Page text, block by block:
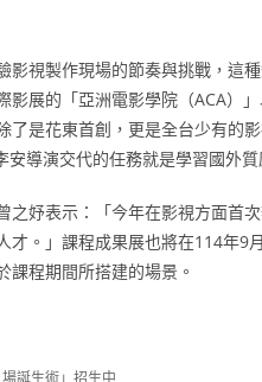
影視製作現場的節奏與挑戰，這
影展的「亞洲電影學院（ACA
了是花東首創，更是全台少有的
導演交代的任務就是學習國外
之妤表示：「今年在影視方面首
才。」課程成果展也將在114年
課程期間所搭建的場景。
誕生術」招生中